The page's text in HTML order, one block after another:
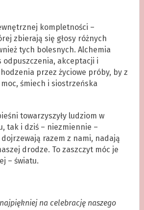
kompletności –
zbierają się głosy różnych
tych bolesnych. Alchemia
odpuszczenia, akceptacji i
przez życiowe próby, by z
moc, śmiech i siostrzeńska
towarzyszyły ludziom w
tak i dziś – niezmiennie –
dojrzewają razem z nami, nadają
drodze. To zaszczyt móc je
– światu.
na celebrację naszego